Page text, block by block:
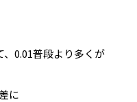
0.01普段より多くが
に